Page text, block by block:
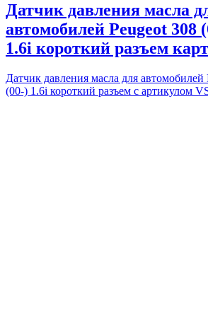
Датчик давления масла
автомобилей Peugeot 308
1.6i короткий разъем
Датчик давления масла для автомобилей
(00-) 1.6i короткий разъем с артикулом